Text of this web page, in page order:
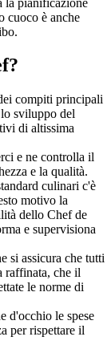
cuoco è anche
compiti principali
sviluppo del
di altissima
e ne controlla il
e la qualità.
culinari c'è
motivo la
dello Chef de
e supervisiona
si assicura che tutti
raffinata, che il
le norme di
d'occhio le spese
per rispettare il